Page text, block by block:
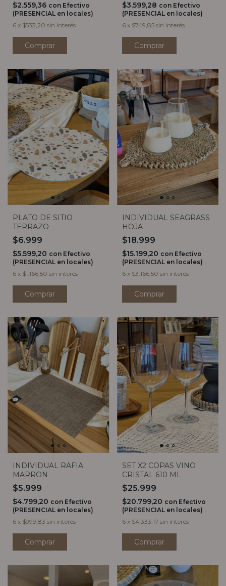
$2.559,36 con Efectivo
(PRESENCIAL en locales)
6 x $533,20 sin interés
$3.599,28 con Efectivo
(PRESENCIAL en locales)
6 x $749,85 sin interés
PLATO DE SITIO
TERRAZO
$6.999
$5.599,20 con Efectivo
(PRESENCIAL en locales)
6 x $1.166,50 sin interés
INDIVIDUAL SEAGRASS
HOJA
$18.999
$15.199,20 con Efectivo
(PRESENCIAL en locales)
6 x $3.166,50 sin interés
INDIVIDUAL RAFIA
MARRON
$5.999
$4.799,20 con Efectivo
(PRESENCIAL en locales)
6 x $999,83 sin interés
SET X2 COPAS VINO
CRISTAL 610 ML
$25.999
$20.799,20 con Efectivo
(PRESENCIAL en locales)
6 x $4.333,17 sin interés